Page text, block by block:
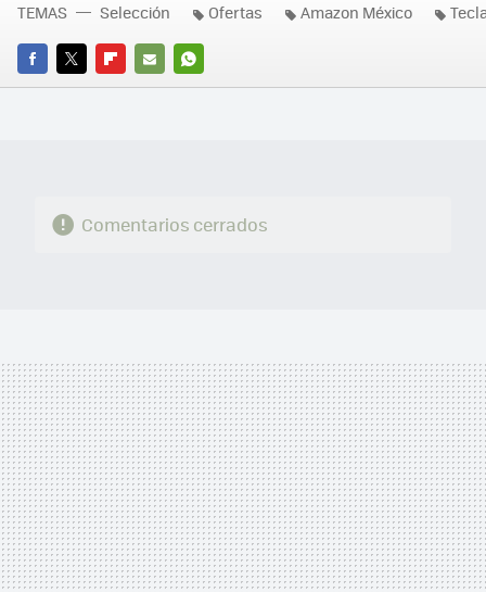
FACEBOOK
TWITTERFLIPBOARD
E-
WHATSAPP
TEMAS Selección Ofertas Amazon México
Comentarios cerrados